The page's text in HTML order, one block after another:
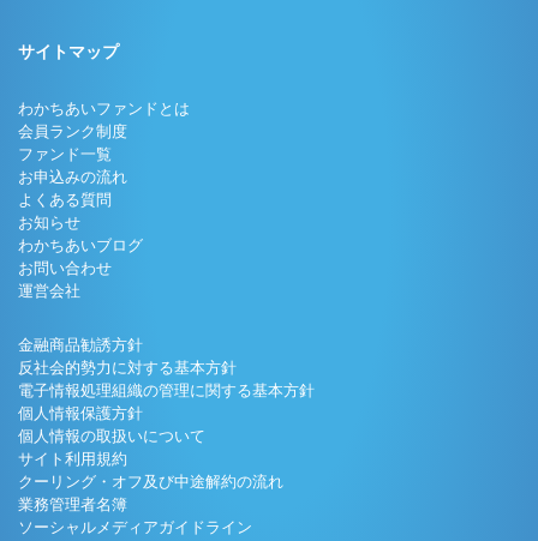
サイトマップ
わかちあいファンドとは
会員ランク制度
ファンド一覧
お申込みの流れ
よくある質問
お知らせ
わかちあいブログ
お問い合わせ
運営会社
金融商品勧誘方針
反社会的勢力に対する基本方針
電子情報処理組織の管理に関する基本方針
個人情報保護方針
個人情報の取扱いについて
サイト利用規約
クーリング・オフ及び中途解約の流れ
業務管理者名簿
ソーシャルメディアガイドライン